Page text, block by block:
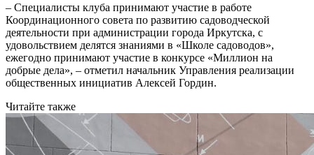
– Специалисты клуба принимают участие в работе
Координационного совета по развитию садоводческой
деятельности при администрации города Иркутска, с
удовольствием делятся знаниями в «Школе садоводов»,
ежегодно принимают участие в конкурсе «Миллион на
добрые дела», – отметил начальник Управления реализации
общественных инициатив Алексей Гордин.
Читайте также